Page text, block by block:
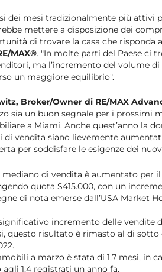
dei mesi tradizionalmente più
mettere a disposizione dei
di trovare la casa che risponda
MAX®. "In molte parti del Paese ci
ma l’incremento del volume
un maggiore equilibrio".
Broker/Owner di RE/MAX
sia un buon segnale per i prossimi
a Miami. Anche quest’anno la
di vendita siano lievemente
per soddisfare le esigenze dei
di vendita è aumentato per
quota $415.000, con un
di nota emerse dall’USA Market
incremento delle vendite
questo risultato è rimasto al di sotto
a marzo è stata di 1,7 mesi, in
1,4 registrati un anno fa.